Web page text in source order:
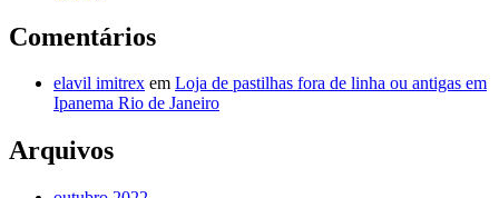
Comentários
elavil imitrex em Loja de pastilhas fora de linha ou antigas em
Ipanema Rio de Janeiro
Arquivos